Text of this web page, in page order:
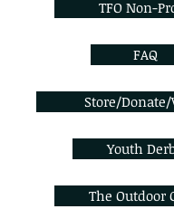
TFO Non-
FAQ
Store/
Youth
The Outdoor